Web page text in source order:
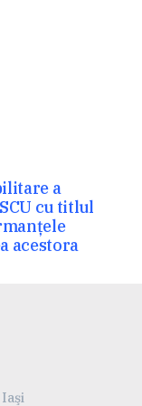
a
cu titlul
acestora